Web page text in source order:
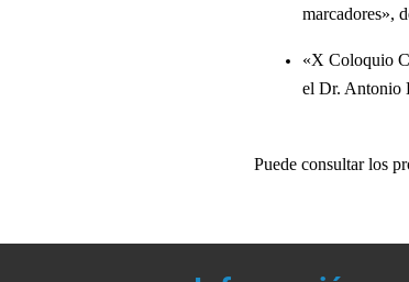
marcadores»,
«X Coloquio
el Dr. Antonio
Puede consultar los